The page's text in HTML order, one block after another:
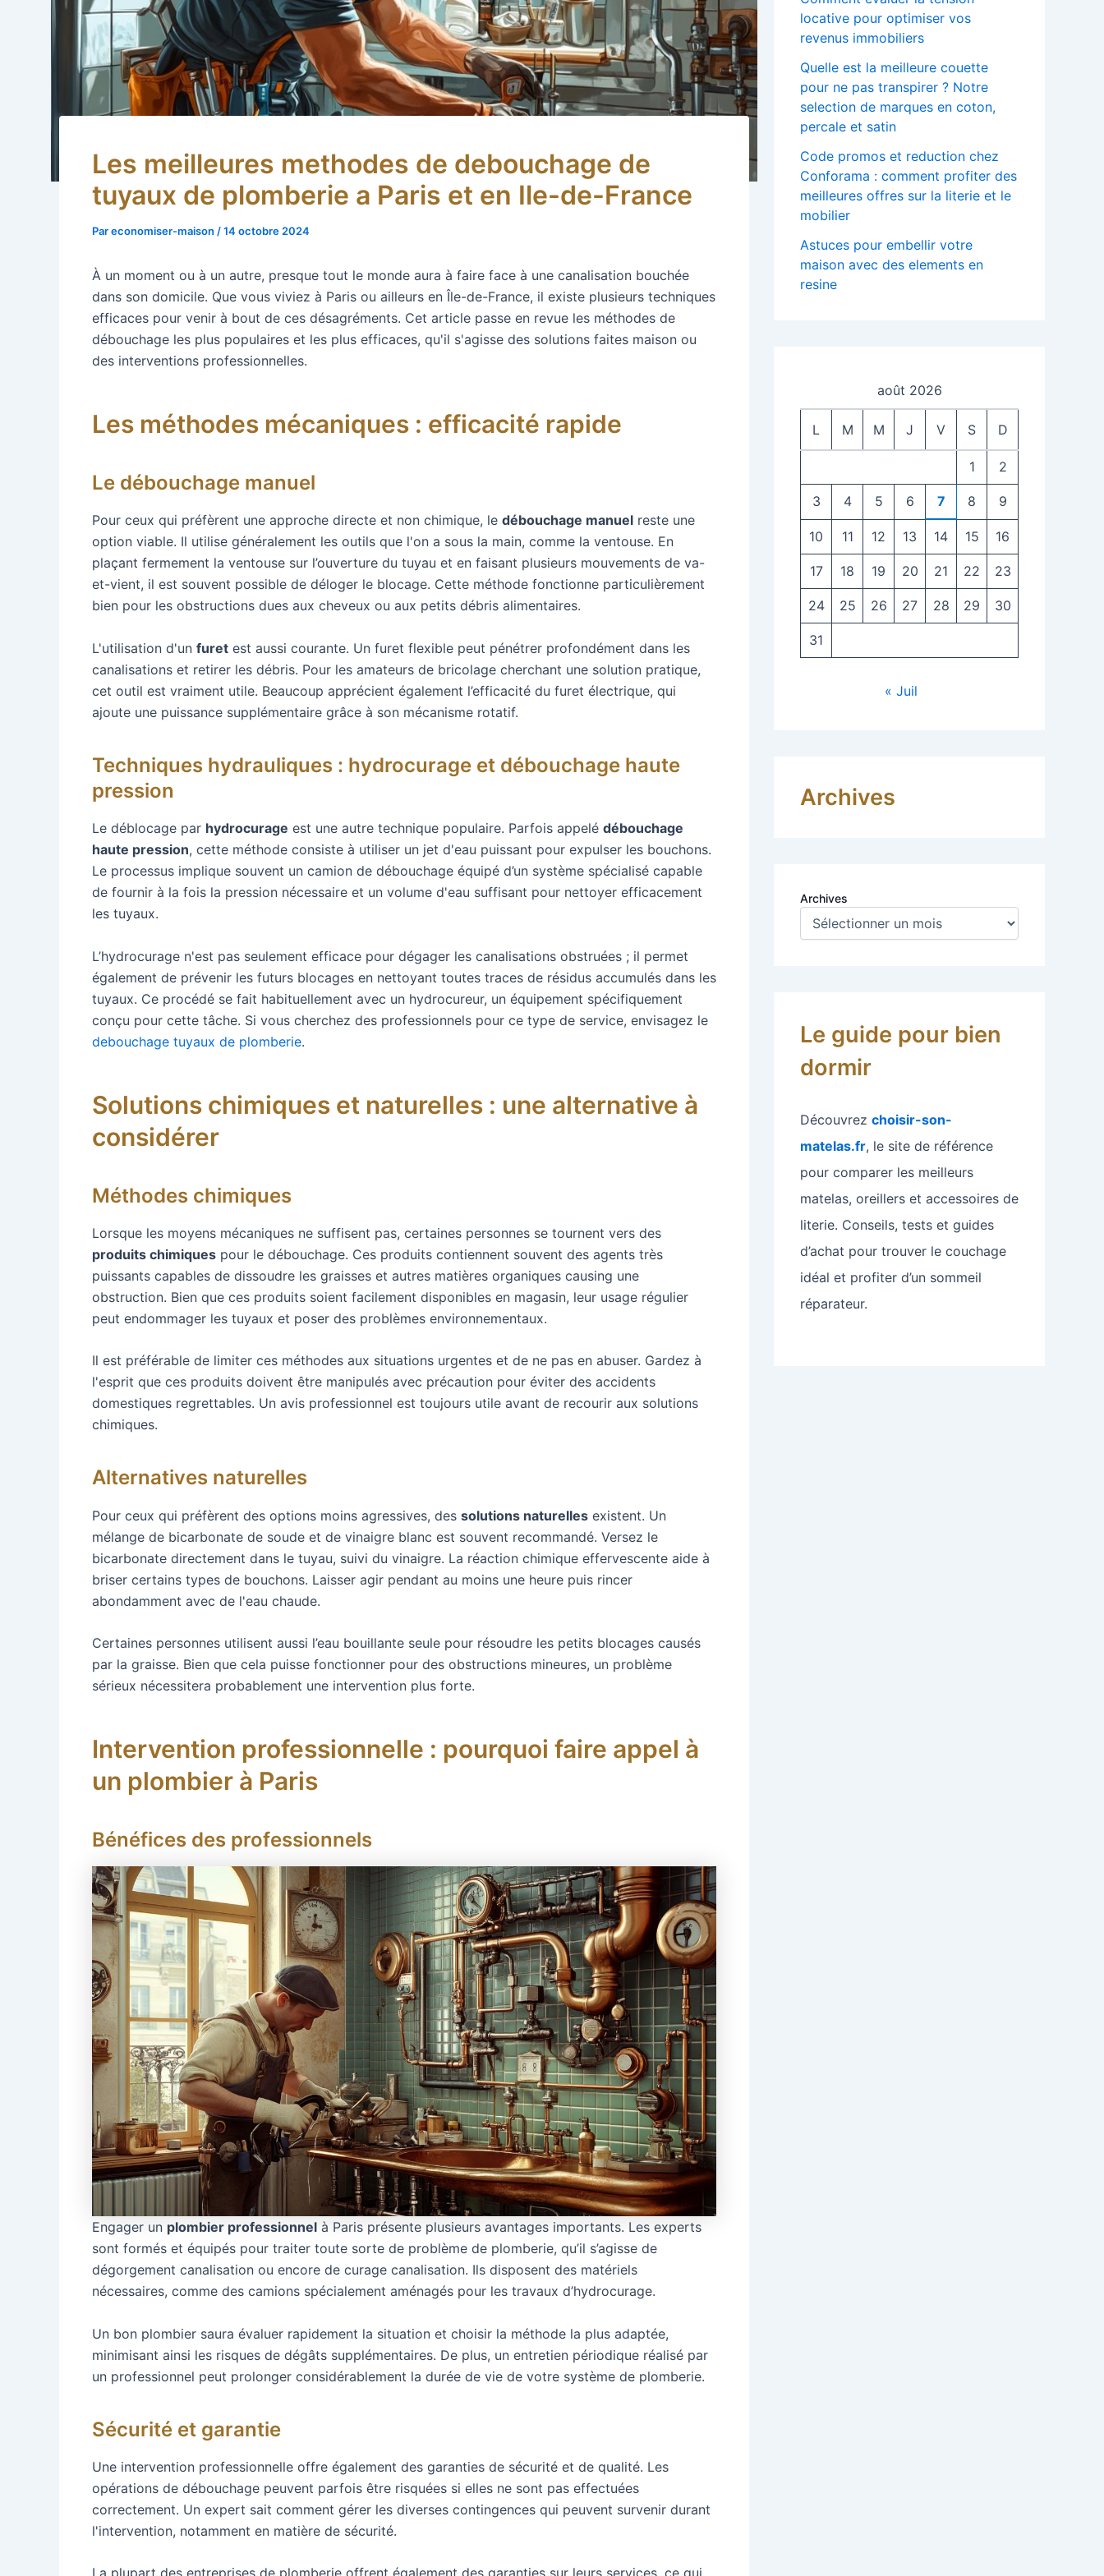
Les meilleures methodes de debouchage de
tuyaux de plomberie a Paris et en Ile-de-France
Pareconomiser-maison /14 octobre 2024
À un moment ou à un autre, presque tout le monde aura à faire face à une canalisation bouchée
dans son domicile. Que vous viviez à Paris ou ailleurs en Île-de-France, il existe plusieurs techniques
efficaces pour venir à bout de ces désagréments. Cet article passe en revue les méthodes de
débouchage les plus populaires et les plus efficaces, qu'il s'agisse des solutions faites maison ou
des interventions professionnelles.
Les méthodes mécaniques : efficacité rapide
Le débouchage manuel
Pour ceux qui préfèrent une approche directe et non chimique, le débouchage manuel reste une
option viable. Il utilise généralement les outils que l'on a sous la main, comme la ventouse. En
plaçant fermement la ventouse sur l’ouverture du tuyau et en faisant plusieurs mouvements de va-
et-vient, il est souvent possible de déloger le blocage. Cette méthode fonctionne particulièrement
bien pour les obstructions dues aux cheveux ou aux petits débris alimentaires.
L'utilisation d'un furet est aussi courante. Un furet flexible peut pénétrer profondément dans les
canalisations et retirer les débris. Pour les amateurs de bricolage cherchant une solution pratique,
cet outil est vraiment utile. Beaucoup apprécient également l’efficacité du furet électrique, qui
ajoute une puissance supplémentaire grâce à son mécanisme rotatif.
Techniques hydrauliques : hydrocurage et débouchage haute
pression
Le déblocage par hydrocurage est une autre technique populaire. Parfois appelé débouchage
haute pression, cette méthode consiste à utiliser un jet d'eau puissant pour expulser les bouchons.
Le processus implique souvent un camion de débouchage équipé d’un système spécialisé capable
de fournir à la fois la pression nécessaire et un volume d'eau suffisant pour nettoyer efficacement
les tuyaux.
L’hydrocurage n'est pas seulement efficace pour dégager les canalisations obstruées ; il permet
également de prévenir les futurs blocages en nettoyant toutes traces de résidus accumulés dans les
tuyaux. Ce procédé se fait habituellement avec un hydrocureur, un équipement spécifiquement
conçu pour cette tâche. Si vous cherchez des professionnels pour ce type de service, envisagez le
debouchage tuyaux de plomberie.
Solutions chimiques et naturelles : une alternative à
considérer
Méthodes chimiques
Lorsque les moyens mécaniques ne suffisent pas, certaines personnes se tournent vers des
produits chimiques pour le débouchage. Ces produits contiennent souvent des agents très
puissants capables de dissoudre les graisses et autres matières organiques causing une
obstruction. Bien que ces produits soient facilement disponibles en magasin, leur usage régulier
peut endommager les tuyaux et poser des problèmes environnementaux.
Il est préférable de limiter ces méthodes aux situations urgentes et de ne pas en abuser. Gardez à
l'esprit que ces produits doivent être manipulés avec précaution pour éviter des accidents
domestiques regrettables. Un avis professionnel est toujours utile avant de recourir aux solutions
chimiques.
Alternatives naturelles
Pour ceux qui préfèrent des options moins agressives, des solutions naturelles existent. Un
mélange de bicarbonate de soude et de vinaigre blanc est souvent recommandé. Versez le
bicarbonate directement dans le tuyau, suivi du vinaigre. La réaction chimique effervescente aide à
briser certains types de bouchons. Laisser agir pendant au moins une heure puis rincer
abondamment avec de l'eau chaude.
Certaines personnes utilisent aussi l’eau bouillante seule pour résoudre les petits blocages causés
par la graisse. Bien que cela puisse fonctionner pour des obstructions mineures, un problème
sérieux nécessitera probablement une intervention plus forte.
Intervention professionnelle : pourquoi faire appel à
un plombier à Paris
Bénéfices des professionnels
Engager un plombier professionnel à Paris présente plusieurs avantages importants. Les experts
sont formés et équipés pour traiter toute sorte de problème de plomberie, qu’il s’agisse de
dégorgement canalisation ou encore de curage canalisation. Ils disposent des matériels
nécessaires, comme des camions spécialement aménagés pour les travaux d’hydrocurage.
Un bon plombier saura évaluer rapidement la situation et choisir la méthode la plus adaptée,
minimisant ainsi les risques de dégâts supplémentaires. De plus, un entretien périodique réalisé par
un professionnel peut prolonger considérablement la durée de vie de votre système de plomberie.
Sécurité et garantie
Une intervention professionnelle offre également des garanties de sécurité et de qualité. Les
opérations de débouchage peuvent parfois être risquées si elles ne sont pas effectuées
correctement. Un expert sait comment gérer les diverses contingences qui peuvent survenir durant
l'intervention, notamment en matière de sécurité.
locative pour optimiser vos
revenus immobiliers
Quelle est la meilleure couette
pour ne pas transpirer ? Notre
selection de marques en coton,
percale et satin
Code promos et reduction chez
Conforama : comment profiter des
meilleures offres sur la literie et le
mobilier
Astuces pour embellir votre
maison avec des elements en
resine
août 2026
L M M J V S D
1 2
3 4 5 6 7 8 9
10 11 12 13 14 15 16
17 18 19 20 21 22 23
24 25 26 27 28 29 30
31
« Juil
Archives
Archives
Le guide pour bien
dormir
Découvrez choisir-son-
matelas.fr, le site de référence
pour comparer les meilleurs
matelas, oreillers et accessoires de
literie. Conseils, tests et guides
d’achat pour trouver le couchage
idéal et profiter d’un sommeil
réparateur.